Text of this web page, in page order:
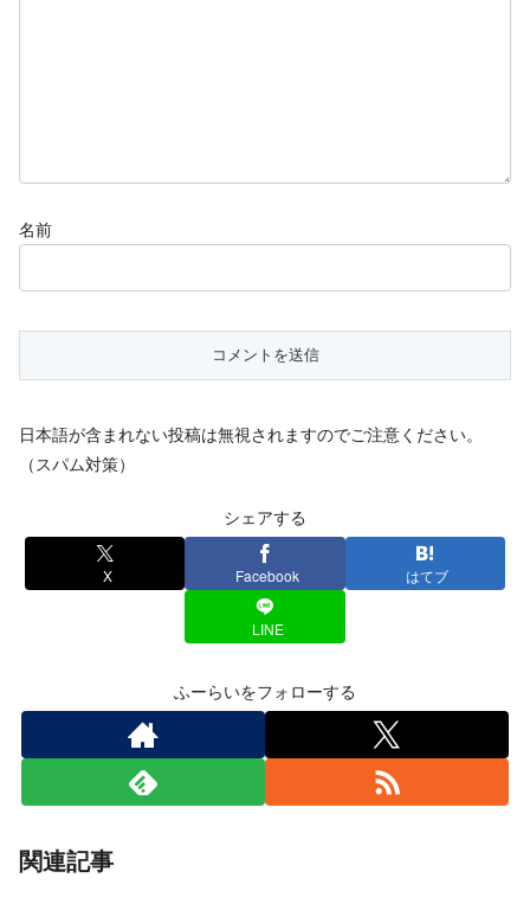
名前
日本語が含まれない投稿は無視されますのでご注意ください。
（スパム対策）
シェアする
X Facebook はてブ
LINE
ふーらいをフォローする
関連記事